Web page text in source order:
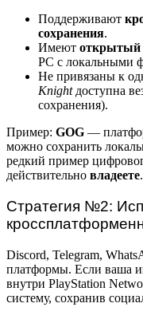
Поддерживают
сохранения.
Имеют открытый
PC с локальными
Не привязаны к
Knightдоступна
сохранения).
Пример: GOG —
можно сохранить
редкий пример
действительно владеете.
Стратегия №2:
Discord, Telegram,
платформы. Если ваша
внутри PlayStation
систему, сохранив